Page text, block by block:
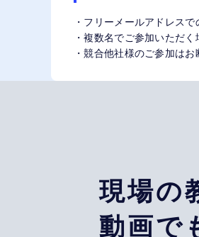
・フリーメールアドレス
・複数名でご参加いただ
・競合他社様のご参加は
現場の
動画で